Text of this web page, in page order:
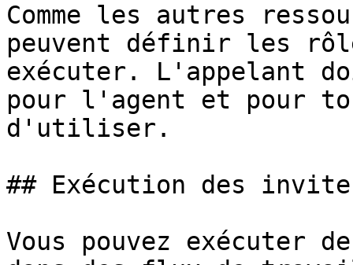
Comme les autres
peuvent définir les
exécuter. L'appelant
pour l'agent et pour
d'utiliser.
## Exécution des
Vous pouvez exécuter